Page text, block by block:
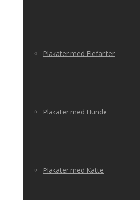
Plakater med Elefanter
Plakater med Hunde
Plakater med Katte